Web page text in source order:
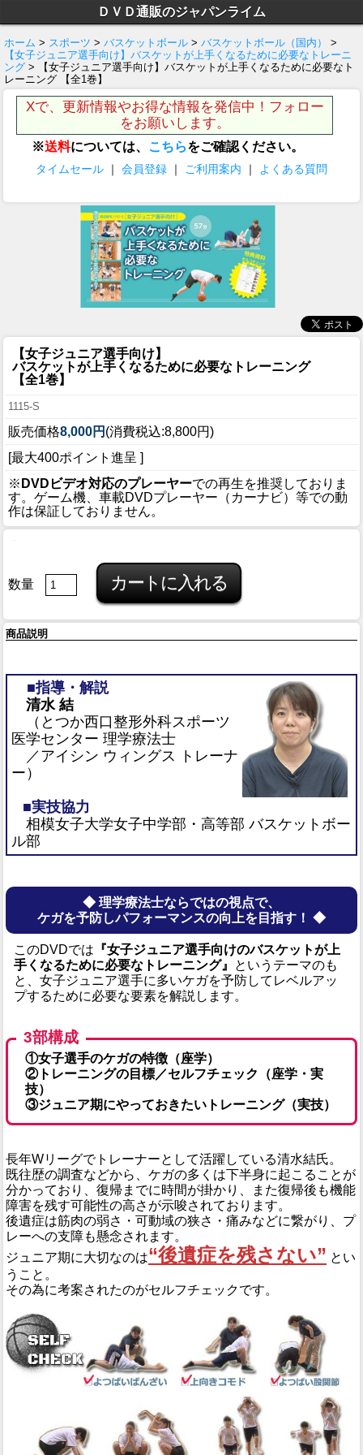
ＤＶＤ通販のジャパンライム
ホーム > スポーツ > バスケットボール > バスケットボール（国内）
>
【女子ジュニア選手向け】バスケットが上手くなるために必要なトレーニ
ング > 【女子ジュニア選手向け】バスケットが上手くなるために必要なト
レーニング 【全1巻】
Xで、更新情報やお得な情報を発信中！フォロー
をお願いします。
※送料については、 こちらをご確認ください。
タイムセール ｜ 会員登録 ｜ ご利用案内 ｜ よくある質問
【女子ジュニア選手向け】
バスケットが上手くなるために必要なトレーニング
【全1巻】
1115-S
販売価格8,000円 (消費税込:8,800円)
[最大400ポイント進呈 ]
※ DVDビデオ対応のプレーヤーでの再生を推奨しておりま
す。ゲーム機、車載DVDプレーヤー（カーナビ）等での動
作は保証しておりません。
数量
商品説明
■指導・解説
清水 結
（とつか西口整形外科スポーツ
医学センター 理学療法士
／アイシン ウィングス トレーナ
ー）
■実技協力
相模女子大学女子中学部・高等部 バスケットボー
ル部
◆ 理学療法士ならではの視点で、
ケガを予防しパフォーマンスの向上を目指す！ ◆
このDVDでは 『女子ジュニア選手向けのバスケットが上
手くなるために必要なトレーニング』
というテーマのも
と、女子ジュニア選手に多いケガを予防してレベルアッ
プするために必要な要素を解説します。
3部構成
①女子選手のケガの特徴（座学）
②トレーニングの目標／セルフチェック（座学・実
技）
③ジュニア期にやっておきたいトレーニング（実技）
長年Wリーグでトレーナーとして活躍している清水結氏。
既往歴の調査などから、ケガの多くは下半身に起こることが
分かっており、復帰までに時間が掛かり、また復帰後も機能
障害を残す可能性の高さが示唆されております。
後遺症は筋肉の弱さ・可動域の狭さ・痛みなどに繋がり、プ
レーへの支障も懸念されます。
ジュニア期に大切なのは“後遺症を残さない” とい
うこと。
その為に考案されたのがセルフチェックです。